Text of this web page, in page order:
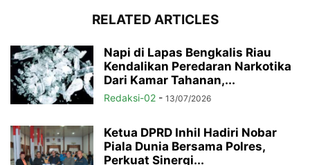
RELATED ARTICLES
Napi di Lapas Bengkalis Riau
Kendalikan Peredaran Narkotika
Dari Kamar Tahanan,...
Redaksi-02 - 13/07/2026
Ketua DPRD Inhil Hadiri Nobar
Piala Dunia Bersama Polres,
Perkuat Sinergi...